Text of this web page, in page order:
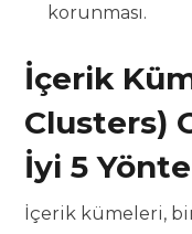
korunması.
İçerik
Clusters)
İyi 5
İçerik kümeleri,